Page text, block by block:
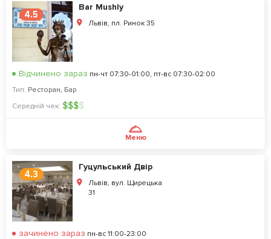
4.5
Bar Mushly
Львів, пл. Ринок 35
Відчинено зараз пн-чт 07:30-01:00, пт-вс 07:30-02:00
Тип: Ресторан, Бар
Середній чек: $$$$
Меню
4.3
Гуцульський Двір
Львів, вул. Щирецька
31
зачинено зараз пн-вс 11:00-23:00